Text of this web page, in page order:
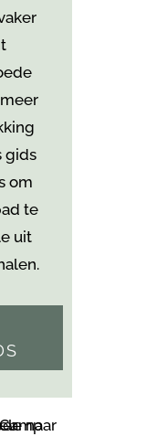
gids
om
te
uit